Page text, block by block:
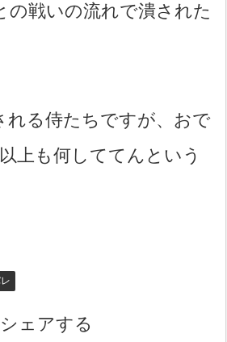
の戦いの流れで潰された
れる侍たちですが、おで
上も何しててんという
シェアする